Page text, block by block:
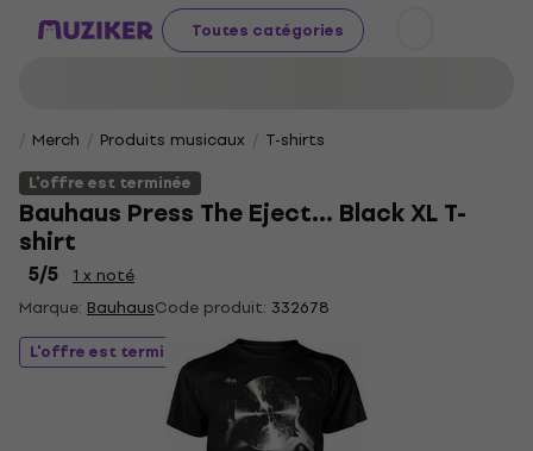
Toutes catégories
Merch Produits musicaux
T-shirts
L'offre est terminée
Bauhaus Press The Eject… Black XL T-
shirt
5/5
1 x noté
Marque: BauhausCode produit: 332678
L'offre est terminée